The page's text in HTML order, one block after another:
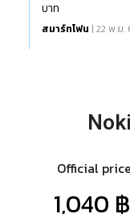
บาท
สมาร์ทโฟน | 22 พ.ย.
Official price
1,040